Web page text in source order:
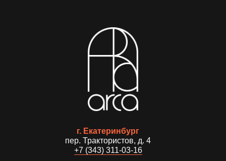
г. Екатеринбург
пер. Трактористов, д. 4
+7 (343) 311-03-16